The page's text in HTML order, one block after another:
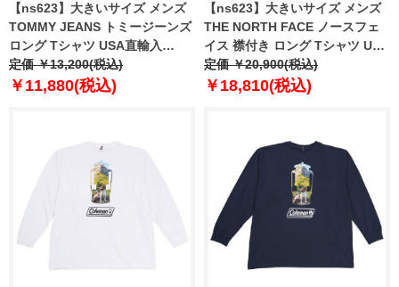
【ns623】大きいサイズ メンズ
TOMMY JEANS トミージーンズ
ロング Tシャツ USA直輸入
dm0dm21591
定価 ￥13,200(税込)
￥11,880(税込)
【ns623】大きいサイズ メンズ
THE NORTH FACE ノースフェ
イス 襟付き ロング Tシャツ USA
直輸入 nt7tr04j
定価 ￥20,900(税込)
￥18,810(税込)